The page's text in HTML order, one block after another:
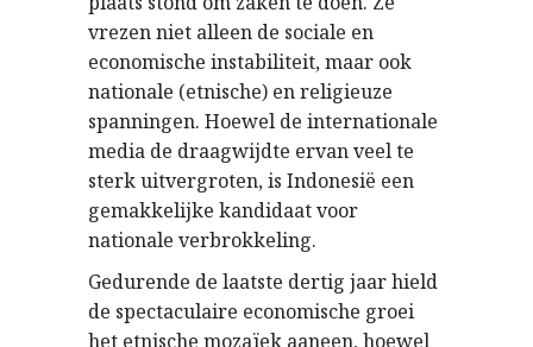
vrezen niet alleen de sociale en
economische instabiliteit, maar ook
nationale (etnische) en religieuze
spanningen. Hoewel de internationale
media de draagwijdte ervan veel te
sterk uitvergroten, is Indonesië een
gemakkelijke kandidaat voor
nationale verbrokkeling.
Gedurende de laatste dertig jaar hield
de spectaculaire economische groei
het etnische mozaïek aaneen, hoewel